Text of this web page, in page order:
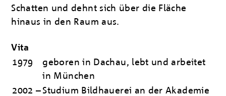
Schatten und dehnt sich über die Fläche
hinaus in den Raum aus.
Vita
1979
geboren in Dachau, lebt und arbeitet
in München
2002 – Studium Bildhauerei an der Akademie